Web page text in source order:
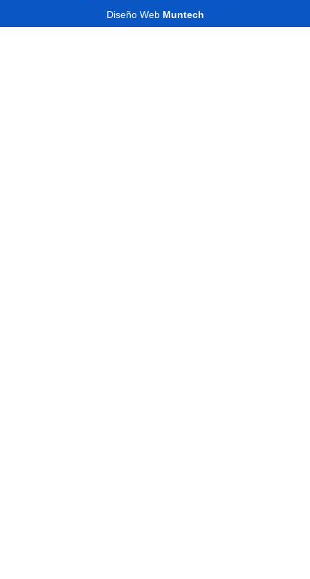
Diseño Web Muntech